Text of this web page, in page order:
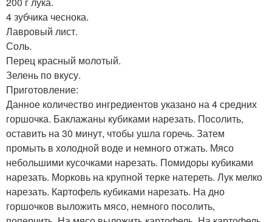
4 зубчика чеснока.
Лавровый лист.
Соль.
Перец красный молотый.
Зелень по вкусу.
Приготовление:
Данное количество ингредиентов указано на 4 средних
горшочка. Баклажаны кубиками нарезать. Посолить,
оставить на 30 минут, чтобы ушла горечь. Затем
промыть в холодной воде и немного отжать. Мясо
небольшими кусочками нарезать. Помидоры кубиками
нарезать. Морковь на крупной терке натереть. Лук мелко
нарезать. Картофель кубиками нарезать. На дно
горшочков выложить мясо, немного посолить,